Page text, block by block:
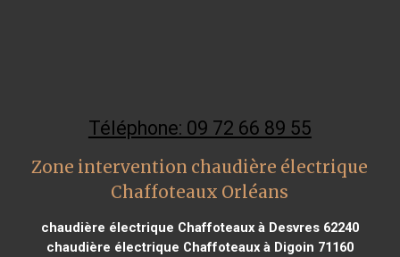
Téléphone: 09 72 66 89 55
Zone intervention chaudière électrique
Chaffoteaux Orléans
chaudière électrique Chaffoteaux à Desvres 62240
chaudière électrique Chaffoteaux à Digoin 71160